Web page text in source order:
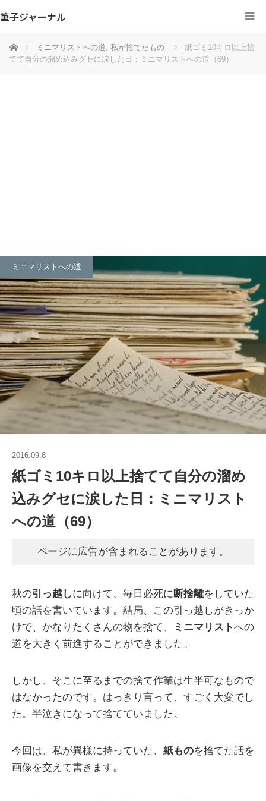
筆子ジャーナル
ホーム ミニマリストへの道, 私が捨てたもの
紙ゴミ10キロ以上捨
てて自分の溜め込みグセに涙した日：ミニマリストへの道（69）
ミニマリストへの道
2016.09.8
紙ゴミ10キロ以上捨てて自分の溜め
込みグセに涙した日：ミニマリスト
への道（69）
ページに広告が含まれることがあります。
秋の引っ越しに向けて、毎日必死に断捨離をしていた
頃の話を書いています。結局、この引っ越しがきっか
けで、かなりたくさんの物を捨て、
ミニマリストへの
道を大きく前進することができました。
しかし、そこに至るまでの捨て作業は生半可なもので
はなかったのです。はっきり言って、すごく大変でし
た。半泣きになって捨てていました。
今回は、私が異様に持っていた、 紙ものを捨てた話を
画像を交えて書きます。